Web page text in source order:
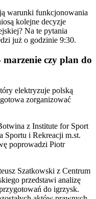
warunki funkcjonowania
kolejne decyzje
Na te pytania
już o godzinie 9:30.
czy plan do
elektryzuje polską
zorganizować
z Institute for Sport
Sportu i Rekreacji m.st.
poprowadzi Piotr
Szatkowski z Centrum
przedstawi analizę
do igrzysk.